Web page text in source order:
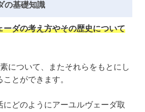
の基礎知識
ーダの考え方やその歴史について
について、またそれらをもとにし
とができます。
にどのようにアーユルヴェーダ取